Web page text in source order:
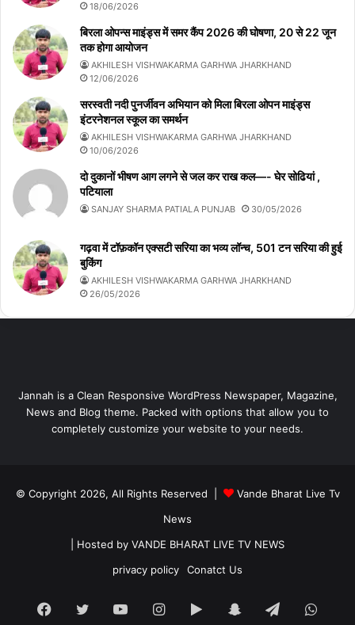
18/06/2026
बिरला ओपन्स माइंड्स में समर कैंप 2026 की घोषणा, 20 से 22 जून
तक होगा आयोजन
AKHILESH VISHWAKARMA GARHWA JHARKHAND
12/06/2026
सरस्वती नदी पुनर्जीवन अभियान को मिला बिरला ओपन माइंड्स
इंटरनेशनल स्कूल का समर्थन
AKHILESH VISHWAKARMA GARHWA JHARKHAND
10/06/2026
दो दुकानों भीषण आग लगने से जल कर राख कल—- घेर सोढियां ,
पटियाला
SANJAY SHARMA PATIALA PUNJAB 30/05/2026
गढ़वा में टॉफ़कॉन एक्सटी सरिया का भव्य लॉन्च, 501 टन सरिया की हुई
बुकिंग
AKHILESH VISHWAKARMA GARHWA JHARKHAND
26/05/2026
Jannah is a Clean Responsive WordPress Newspaper, Magazine,
News and Blog theme. Packed with options that allow you to
completely customize your website to your needs.
© Copyright 2026, All Rights Reserved |
Vande Bharat Live Tv
News
| Hosted by VANDE BHARAT LIVE TV NEWS
privacy policy
Conatct Us
Facebook
Twitter YouTubeInstagram
GoogleSnapchatTelegram